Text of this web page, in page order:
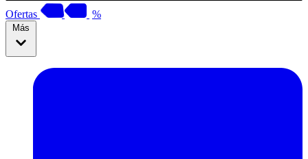
Ofertas %
Más